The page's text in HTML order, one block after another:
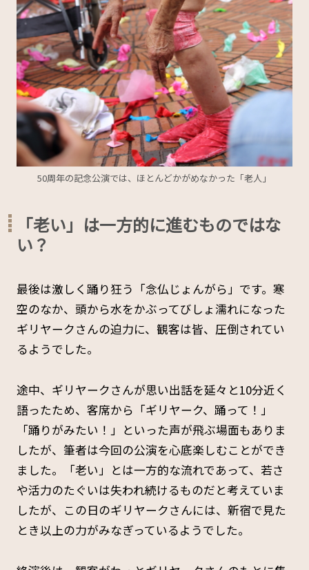
50周年の記念公演では、ほとんどかがめなかった「老人」
「老い」は一方的に進むものではな
い？
最後は激しく踊り狂う「念仏じょんがら」です。寒
空のなか、頭から水をかぶってびしょ濡れになった
ギリヤークさんの迫力に、観客は皆、圧倒されてい
るようでした。
途中、ギリヤークさんが思い出話を延々と10分近く
語ったため、客席から「ギリヤーク、踊って！」
「踊りがみたい！」といった声が飛ぶ場面もありま
したが、筆者は今回の公演を心底楽しむことができ
ました。「老い」とは一方的な流れであって、若さ
や活力のたぐいは失われ続けるものだと考えていま
したが、この日のギリヤークさんには、新宿で見た
とき以上の力がみなぎっているようでした。